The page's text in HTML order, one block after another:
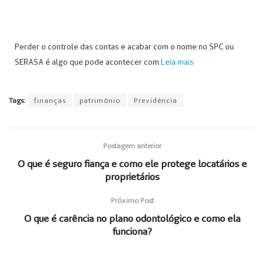
Perder o controle das contas e acabar com o nome no SPC ou
SERASA é algo que pode acontecer com Leia mais
Tags: finanças patrimônio Previdência
Postagem anterior
O que é seguro fiança e como ele protege locatários e
proprietários
Próximo Post
O que é carência no plano odontológico e como ela
funciona?